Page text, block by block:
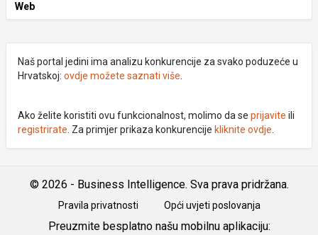
Web
Naš portal jedini ima analizu konkurencije za svako poduzeće u
Hrvatskoj: ovdje možete saznati više
Ako želite koristiti ovu funkcionalnost, molimo da se prijavite ili
registrirate . Za primjer prikaza konkurencije kliknite ovdje
© 2026 - Business Intelligence. Sva prava pridržana.
Pravila privatnosti Opći uvjeti poslovanja
Preuzmite besplatno našu mobilnu aplikaciju: